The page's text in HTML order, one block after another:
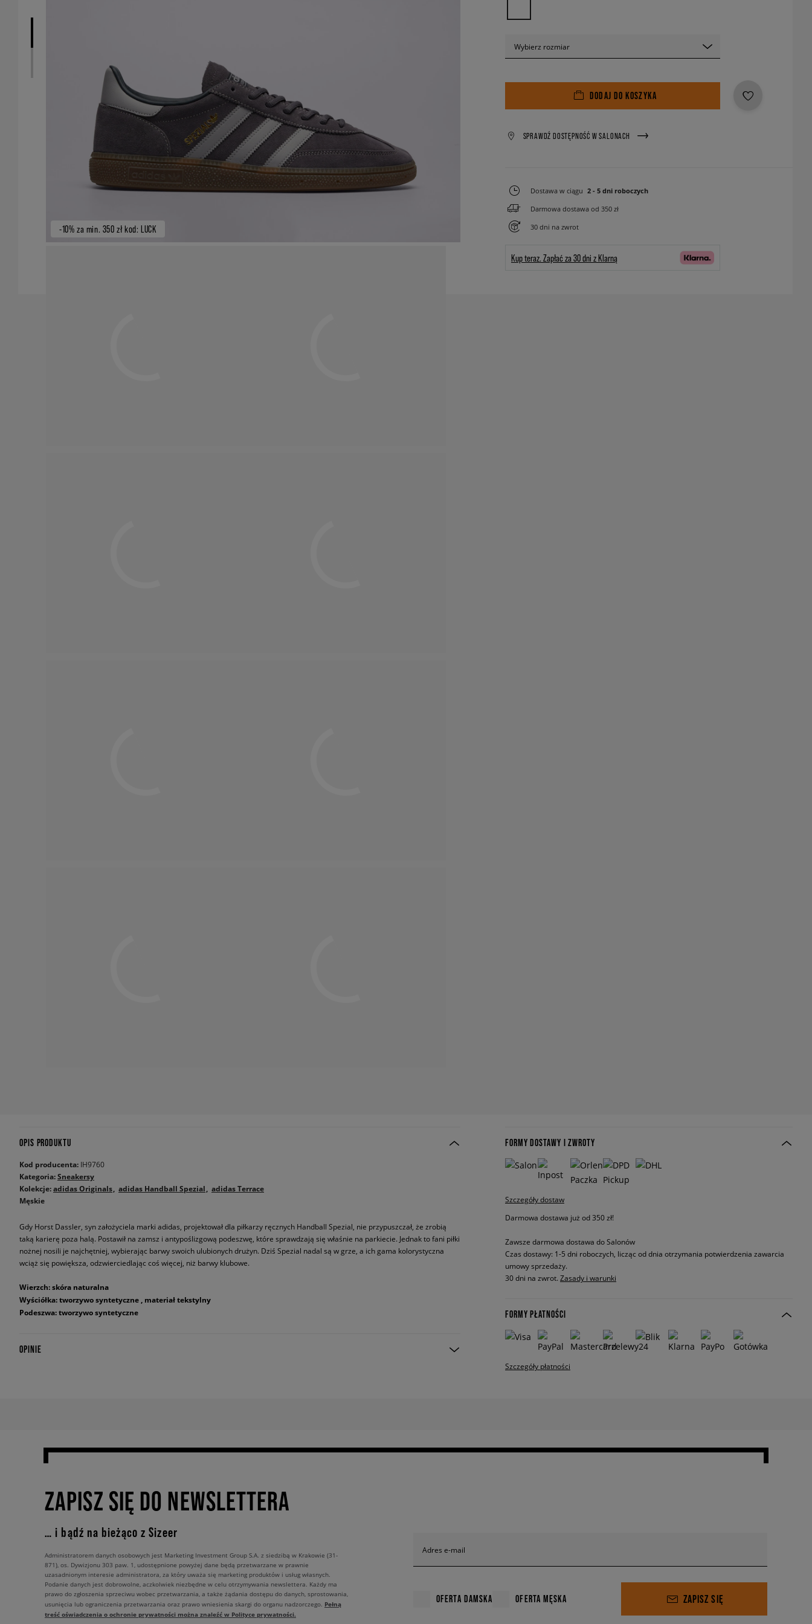
-10% za min. 350 zł kod: LUCK
Wybierz rozmiar
DODAJ DO KOSZYKA
SPRAWDŹ DOSTĘPNOŚĆ W SALONACH
Dostawa w ciągu 2 - 5 dni roboczych
Darmowa dostawa od 350 zł
30 dni na zwrot
Kup teraz. Zapłać za 30 dni z Klarną
OPIS PRODUKTU
Kod producenta: IH9760
Kategoria:Sneakersy
Kolekcje:adidas Originals adidas Handball Spezial
adidas Terrace
Męskie
Gdy Horst Dassler, syn założyciela marki adidas, projektował dla piłkarzy ręcznych Handball Spezial, nie przypuszczał, że zrobią
taką karierę poza halą. Postawił na zamsz i antypoślizgową podeszwę, które sprawdzają się właśnie na parkiecie. Jednak to fani piłki
nożnej nosili je najchętniej, wybierając barwy swoich ulubionych drużyn. Dziś Spezial nadal są w grze, a ich gama kolorystyczna
wciąż się powiększa, odzwierciedlając coś więcej, niż barwy klubowe.
Wierzch: skóra naturalna
Wyściółka: tworzywo syntetyczne , materiał tekstylny
Podeszwa: tworzywo syntetyczne
OPINIE
FORMY DOSTAWY I ZWROTY
Szczegóły dostaw
Darmowa dostawa już od 350 zł!
Zawsze darmowa dostawa do Salonów
Czas dostawy: 1-5 dni roboczych, licząc od dnia otrzymania potwierdzenia zawarcia
umowy sprzedaży.
30 dni na zwrot. Zasady i warunki
FORMY PŁATNOŚCI
Szczegóły płatności
ZAPISZ SIĘ DO NEWSLETTERA
… i bądź na bieżąco z Sizeer
Adres e-mail
OFERTA DAMSKA OFERTA MĘSKA ZAPISZ SIĘ
Administratorem danych osobowych jest Marketing Investment Group S.A. z siedzibą w Krakowie (31-
871), os. Dywizjonu 303 paw. 1, udostępnione powyżej dane będą przetwarzane w prawnie
uzasadnionym interesie administratora, za który uważa się marketing produktów i usług własnych.
Podanie danych jest dobrowolne, aczkolwiek niezbędne w celu otrzymywania newslettera. Każdy ma
prawo do zgłoszenia sprzeciwu wobec przetwarzania, a także żądania dostępu do danych, sprostowania,
usunięcia lub ograniczenia przetwarzania oraz prawo wniesienia skargi do organu nadzorczego. Pełną
treść oświadczenia o ochronie prywatności można znaleźć w Polityce prywatności.